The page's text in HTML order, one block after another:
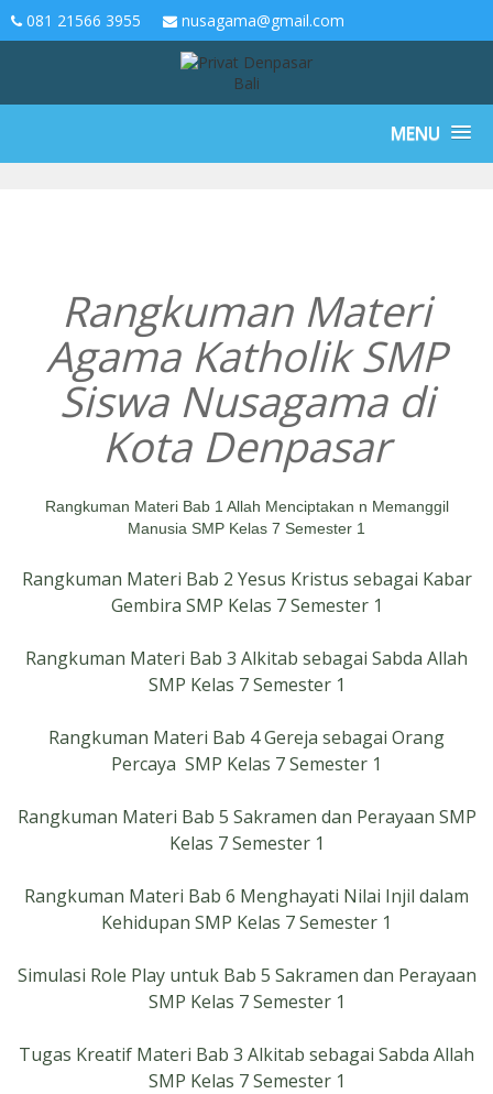
081 21566 3955 nusagama@gmail.com
MENU
Rangkuman Materi
Agama Katholik SMP
Siswa Nusagama di
Kota Denpasar
Rangkuman Materi Bab 1 Allah Menciptakan n Memanggil
Manusia SMP Kelas 7 Semester 1
Rangkuman Materi Bab 2 Yesus Kristus sebagai Kabar
Gembira SMP Kelas 7 Semester 1
Rangkuman Materi Bab 3 Alkitab sebagai Sabda Allah
SMP Kelas 7 Semester 1
Rangkuman Materi Bab 4 Gereja sebagai Orang
Percaya SMP Kelas 7 Semester 1
Rangkuman Materi Bab 5 Sakramen dan Perayaan SMP
Kelas 7 Semester 1
Rangkuman Materi Bab 6 Menghayati Nilai Injil dalam
Kehidupan SMP Kelas 7 Semester 1
Simulasi Role Play untuk Bab 5 Sakramen dan Perayaan
SMP Kelas 7 Semester 1
Tugas Kreatif Materi Bab 3 Alkitab sebagai Sabda Allah
SMP Kelas 7 Semester 1